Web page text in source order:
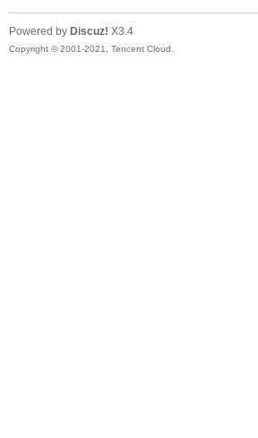
Powered by Discuz! X3.4
Copyright © 2001-2021, Tencent Cloud.